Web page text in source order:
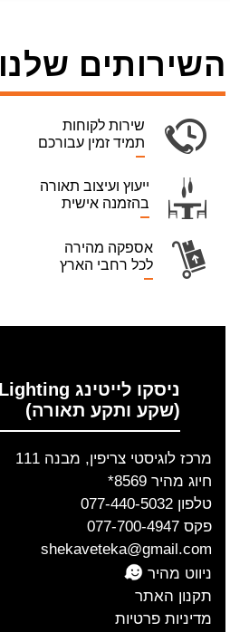
השירותים שלנו
שירות לקוחות
תמיד זמין עבורכם
ייעוץ ועיצוב תאורה
בהזמנה אישית
אספקה מהירה
לכל רחבי הארץ
ניסקו לייטינג Nisko Lighting
(שקע ותקע תאורה)
מרכז לוגיסטי צריפין, מבנה 111
חיוג מהיר 8569*
טלפון 077-440-5032
פקס 077-700-4947
shekaveteka@gmail.com
ניווט מהיר
תקנון האתר
מדיניות פרטיות